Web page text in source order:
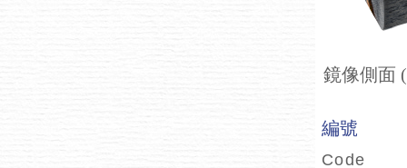
鏡像側面
編號
Code